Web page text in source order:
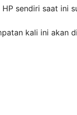
HP sendiri saat ini
kali ini akan